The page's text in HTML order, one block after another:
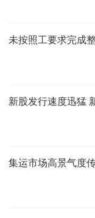
未按照工要求完成
新股发行速度迅猛
集运市场高景气度